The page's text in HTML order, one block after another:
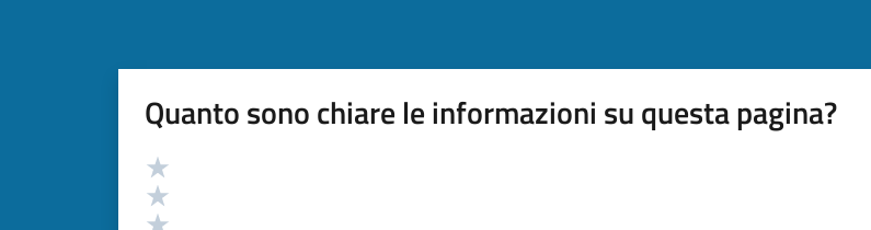
Quanto sono chiare le informazioni su questa pagina?
Valutazione